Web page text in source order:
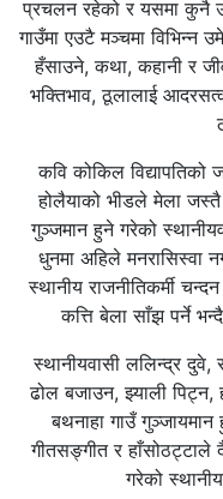
प्रचलन रहेको र यसमा कुनै
गाउँमा एउटै मञ्चमा विभिन्न
हँसाउने, कथा, कहानी र
भक्तिभाव, ठूलालाई
कवि कोकिल विद्यापतिको
होलैयाको भीडले मेला
गुञ्जमान हुने गरेको
धुनमा अहिले मनरासिस्वा
स्थानीय राजनीतिकर्मी
कत्ति बेला साँझ पर्ने
स्थानीयवासी ललिन्द्र दुवे,
ढोल बजाउन, झ्याली पिट्न,
बथनाहा गाउँ
गीतसङ्गीत र
गरेको